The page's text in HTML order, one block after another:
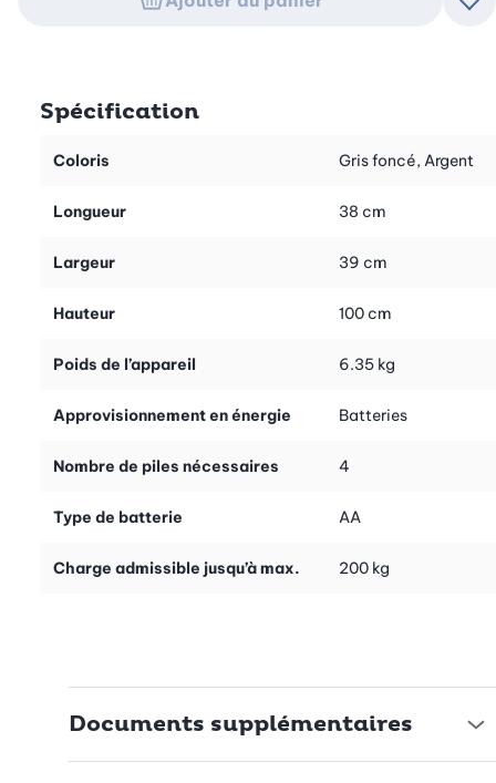
Spécification
Coloris Gris foncé, Argent
Longueur 38 cm
Largeur 39 cm
Hauteur 100 cm
Poids de l’appareil 6.35 kg
Approvisionnement en énergie Batteries
Nombre de piles nécessaires 4
Type de batterie AA
Charge admissible jusqu’à max. 200 kg
Documents supplémentaires